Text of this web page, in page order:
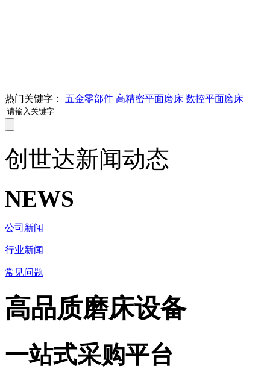
热门关键字： 五金零部件 高精密平面磨床 数控平面磨床
创世达新闻动态
NEWS
公司新闻
行业新闻
常见问题
高品质磨床设备
一站式采购平台